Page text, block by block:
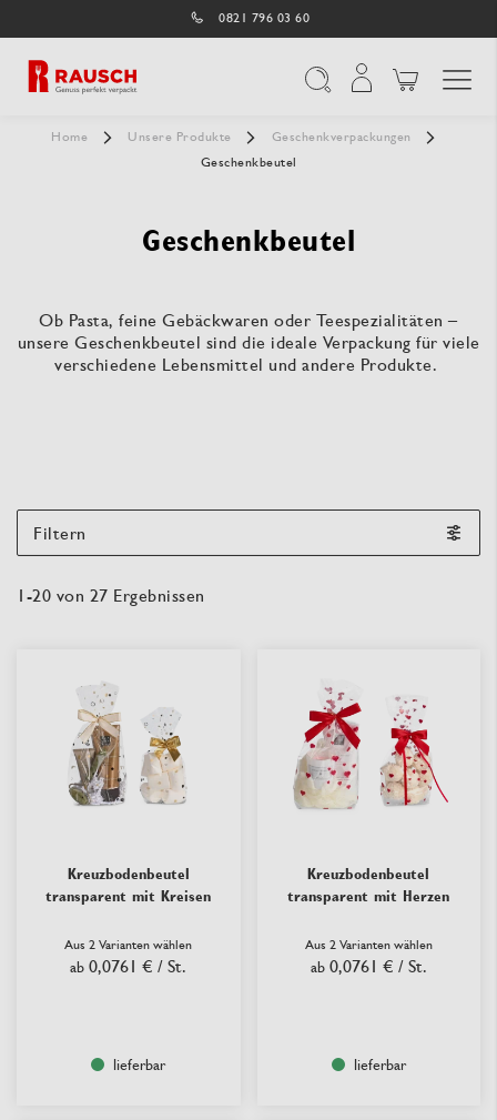
0821 796 03 60
Home Unsere Produkte
Geschenkverpackungen
Geschenkbeutel
Geschenkbeutel
Ob Pasta, feine Gebäckwaren oder Teespezialitäten –
unsere Geschenkbeutel sind die ideale Verpackung für viele
verschiedene Lebensmittel und andere Produkte.
1 -20 von 27 Ergebnissen
Kreuzbodenbeutel
transparent mit Kreisen
Aus 2 Varianten wählen
ab 0,0761 € / St.
lieferbar
Kreuzbodenbeutel
transparent mit Herzen
Aus 2 Varianten wählen
ab 0,0761 € / St.
lieferbar
Filtern